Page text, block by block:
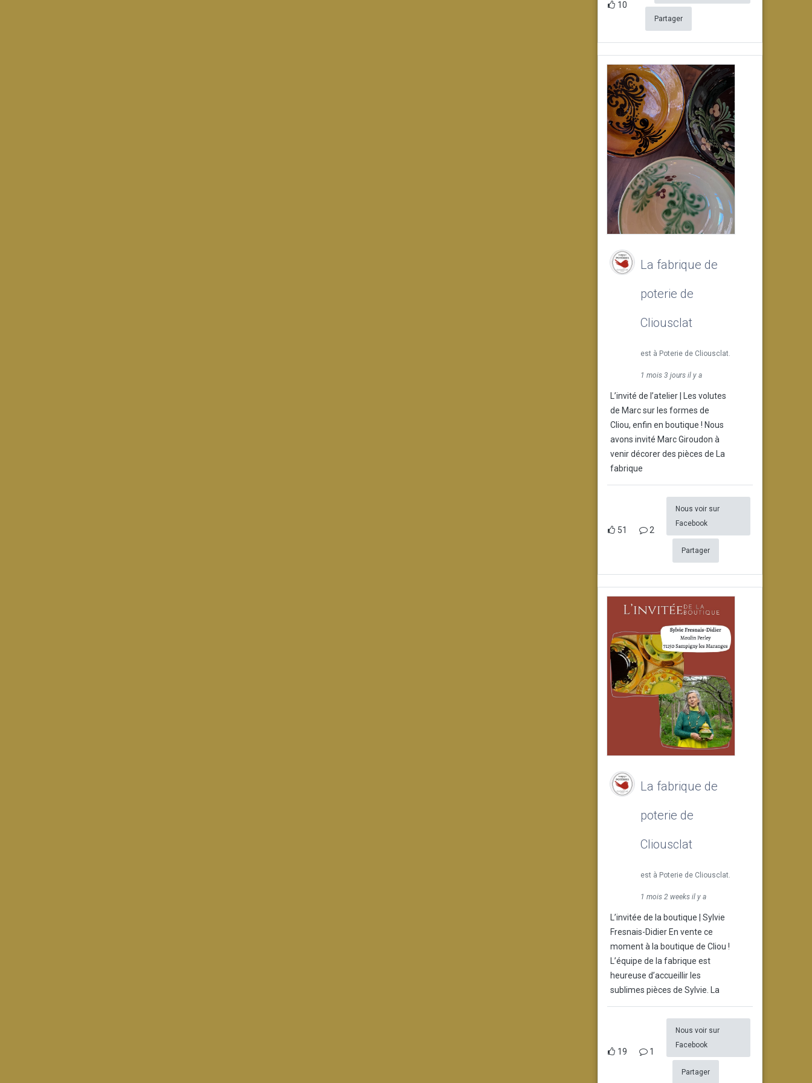
10
Partager
La fabrique de
poterie de
Cliousclat
est à Poterie de Cliousclat.
1 mois 3 jours il y a
L’invité de l’atelier | Les volutes
de Marc sur les formes de
Cliou, enfin en boutique ! Nous
avons invité Marc Giroudon à
venir décorer des pièces de La
fabrique
51 2
Nous voir sur
Facebook
Partager
La fabrique de
poterie de
Cliousclat
est à Poterie de Cliousclat.
1 mois 2 weeks il y a
L’invitée de la boutique | Sylvie
Fresnais-Didier En vente ce
moment à la boutique de Cliou !
L’équipe de la fabrique est
heureuse d’accueillir les
sublimes pièces de Sylvie. La
19 1
Nous voir sur
Facebook
Partager